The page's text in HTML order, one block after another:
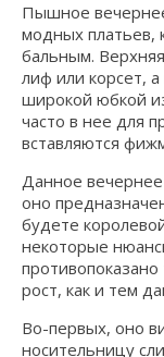
Пышное
модных платьев,
бальным.
лиф или корсет,
широкой юбкой
часто в нее для
вставляются
Данное
оно
будете
некоторые
рост, как и тем
Во-первых, оно
носительницу